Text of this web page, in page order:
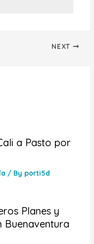
NEXT
a Pasto por
/ By porti5d
Planes y
Buenaventura